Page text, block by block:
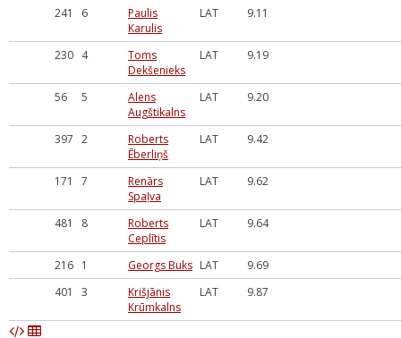
241 6
Paulis
Karulis
LAT 9.11
230 4
Toms
Dekšenieks
LAT 9.19
56 5
Alens
Augštikalns
LAT 9.20
397 2
Roberts
Ēberliņš
LAT 9.42
171 7
Renārs
Spaļva
LAT 9.62
481 8
Roberts
Ceplītis
LAT 9.64
216 1 Georgs Buks LAT
9.69
401
3
Krišjānis
Krūmkalns
LAT 9.87